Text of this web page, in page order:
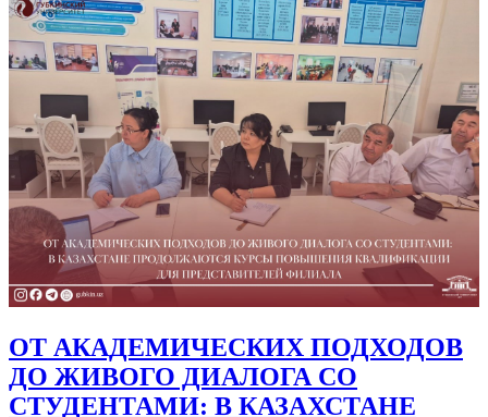
ОБРАЗОВАТЕЛЬНОМУ ПРОЦЕССУ
И ОБМЕН МЕЖДУНАРОДНЫМ
ОПЫТОМ В ЮЖНО-
КАЗАХСТАНСКОМ УНИВЕРСИТЕТЕ
ИМЕНИ М. АУЭЗОВА
132
Подробнее...